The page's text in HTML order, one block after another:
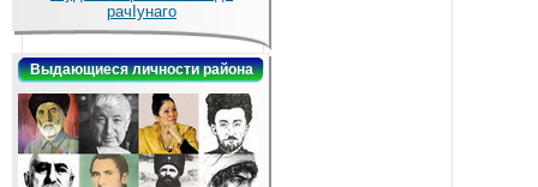
рачIунаго
Выдающиеся личности района